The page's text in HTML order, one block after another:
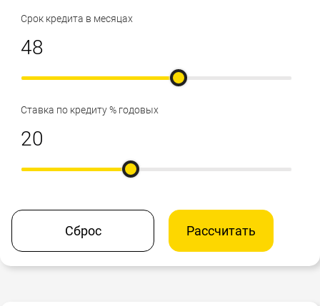
Срок кредита в месяцах
Ставка по кредиту % годовых
Сброс Рассчитать